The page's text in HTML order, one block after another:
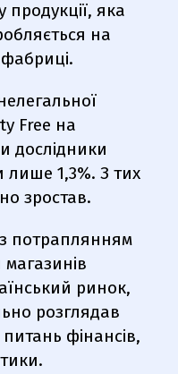
продукції, яка
на
Free на
дослідники
1,3%. З тих
зростав.
потраплянням
ринок,
розглядав
фінансів,